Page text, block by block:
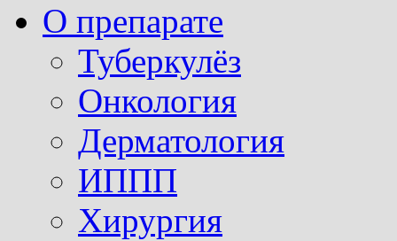
О препарате
Туберкулёз
Онкология
Дерматология
ИППП
Хирургия